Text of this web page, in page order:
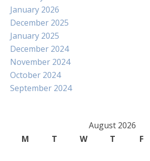
January 2026
December 2025
January 2025
December 2024
November 2024
October 2024
September 2024
August 2026
M
T W T F